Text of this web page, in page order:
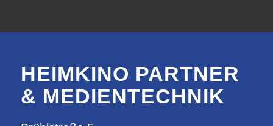
HEIMKINO PARTNER
& MEDIENTECHNIK